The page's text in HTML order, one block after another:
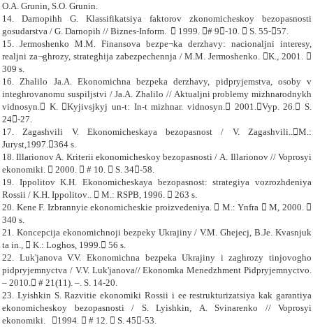
O.A. Grunin, S.O. Grunin.
14. Darnopihh G. Klassifikatsiya faktorov zkonomicheskoy bezopasnosti
gosudarstva / G. Darnopih // Biznes-Inform.  1999. # 9-10.  S. 55-57.
15. Jermoshenko M.M. Finansova bezpe¬ka derzhavy: nacionaljni interesy,
realjni za¬ghrozy, strateghija zabezpechennja / M.M. Jermoshenko. K., 2001. 
309 s.
16. Zhalilo Ja.A. Ekonomichna bezpeka derzhavy, pidpryjemstva, osoby v
integhrovanomu suspiljstvi / Ja.A. Zhalilo // Aktualjni problemy mizhnarodnykh
vidnosyn. K. Kyjivsjkyj un-t: In-t mizhnar. vidnosyn. 2001.Vyp. 26. S.
24-27.
17.Zagashvili V. Ekonomicheskaya bezopasnost / V. Zagashvili..M.:
Juryst,1997.364 s.
18.IllarionovA. Kriterii ekonomicheskoy bezopasnosti /A. Illarionov//Voprosyi
ekonomiki.  2000.  # 10.  S. 34-58.
19. IppolitovK.H.Ekonomicheskaya bezopasnost:strategiya vozrozhdeniya
Rossii / K.H. Ippolitov..  M.: RSPB, 1996.  263 s.
20. Kene F. Izbrannyie ekonomicheskie proizvedeniya. M.: Ynfra  M, 2000. 
340 s.
21. Koncepcija ekonomichnoji bezpeky Ukrajiny / V.M. Ghejecj, B.Je. Kvasnjuk
ta in.,  K.: Loghos, 1999. 56 s.
22. Luk'janova V.V. Ekonomichna bezpeka Ukrajiny i zaghrozy tinjovogho
pidpryjemnyctva / V.V. Luk'janova// Ekonomka Menedzhment Pidpryjemnyctvo.
– 2010. # 21(11). –. S. 14-20.
23. Lyishkin S.Razvitie ekonomiki Rossii i ee restrukturizatsiya kak garantiya
ekonomicheskoy bezopasnosti/ S. Lyishkin, A. Svinarenko // Voprosyi
ekonomiki. 1994.  # 12.  S. 45-53.